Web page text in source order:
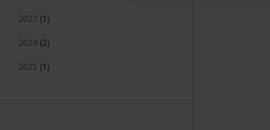
2023 (1)
2024 (2)
2025 (1)